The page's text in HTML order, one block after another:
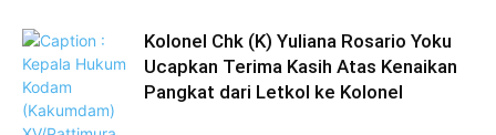
Kolonel Chk (K) Yuliana Rosario Yoku
Ucapkan Terima Kasih Atas Kenaikan
Pangkat dari Letkol ke Kolonel